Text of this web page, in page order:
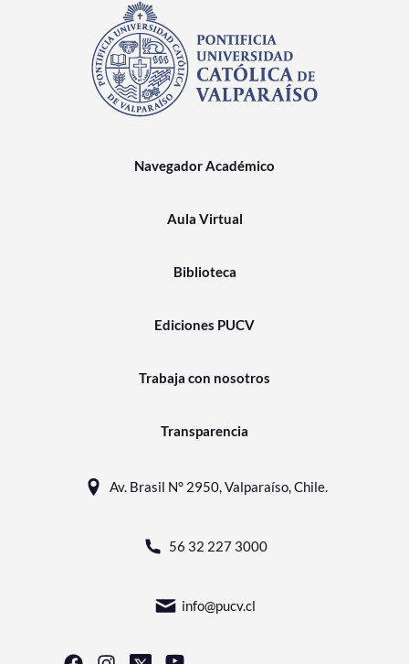
Navegador Académico
Aula Virtual
Biblioteca
Ediciones PUCV
Trabaja con nosotros
Transparencia
Av. Brasil N° 2950, Valparaíso, Chile.
56 32 227 3000
info@pucv.cl